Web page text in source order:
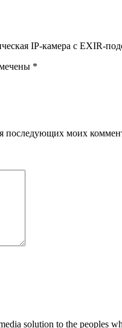
IP-камера с EXIR-
*
последующих моих
solution to the peoples